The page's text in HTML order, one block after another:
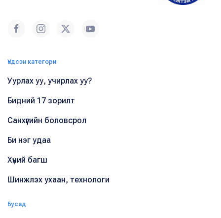
Үндсэн категори
Уурлах уу, учирлах уу?
Бидний 17 зорилт
Санхүүгийн боловсрол
Би нэг удаа
Хүний багш
Шинжлэх ухаан, технологи
Бусад